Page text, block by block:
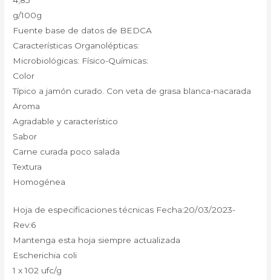
g/100g
Fuente base de datos de BEDCA
Características Organolépticas:
Microbiológicas: Físico-Químicas:
Color
Típico a jamón curado. Con veta de grasa blanca-nacarada
Aroma
Agradable y característico
Sabor
Carne curada poco salada
Textura
Homogénea
Hoja de especificaciones técnicas Fecha:20/03/2023-
Rev:6
Mantenga esta hoja siempre actualizada
Escherichia coli
1 x 102 ufc/g